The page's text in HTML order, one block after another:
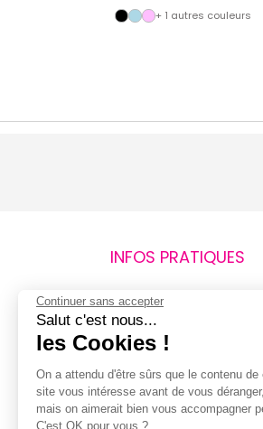
+ 1 autres couleurs
INFOS PRATIQUES
Retours et
Suivi de commande
Livraisons
Guide des tailles
Continuer sans accepter
Salut c'est nous...
les Cookies !
On a attendu d'être sûrs que le contenu de
site vous intéresse avant de vous déranger,
mais on aimerait bien vous accompagner
C'est OK pour vous ?